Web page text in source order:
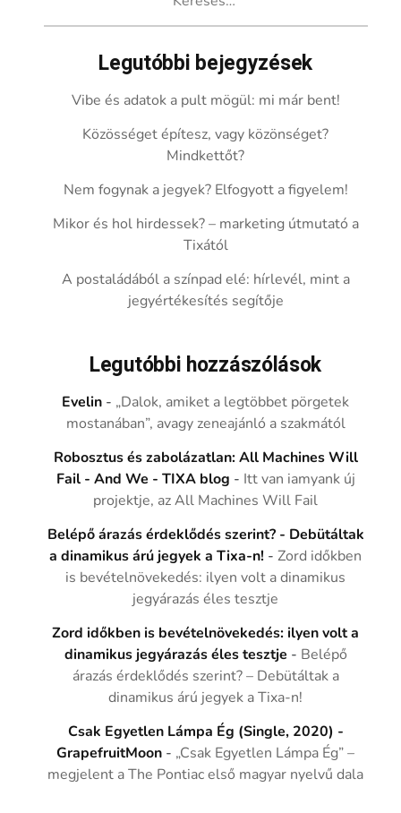
Legutóbbi bejegyzések
Vibe és adatok a pult mögül: mi már bent!
Közösséget építesz, vagy közönséget?
Mindkettőt?
Nem fogynak a jegyek? Elfogyott a figyelem!
Mikor és hol hirdessek? – marketing útmutató a
Tixától
A postaládából a színpad elé: hírlevél, mint a
jegyértékesítés segítője
Legutóbbi hozzászólások
Evelin - „Dalok, amiket a legtöbbet pörgetek
mostanában”, avagy zeneajánló a szakmától
Robosztus és zabolázatlan: All Machines Will
Fail - And We - TIXA blog - Itt van iamyank új
projektje, az All Machines Will Fail
Belépő árazás érdeklődés szerint? - Debütáltak
a dinamikus árú jegyek a Tixa-n! -Zord időkben
is bevételnövekedés: ilyen volt a dinamikus
jegyárazás éles tesztje
Zord időkben is bevételnövekedés: ilyen volt a
dinamikus jegyárazás éles tesztje - Belépő
árazás érdeklődés szerint? – Debütáltak a
dinamikus árú jegyek a Tixa-n!
Csak Egyetlen Lámpa Ég (Single, 2020) -
GrapefruitMoon - „Csak Egyetlen Lámpa Ég” –
megjelent a The Pontiac első magyar nyelvű dala